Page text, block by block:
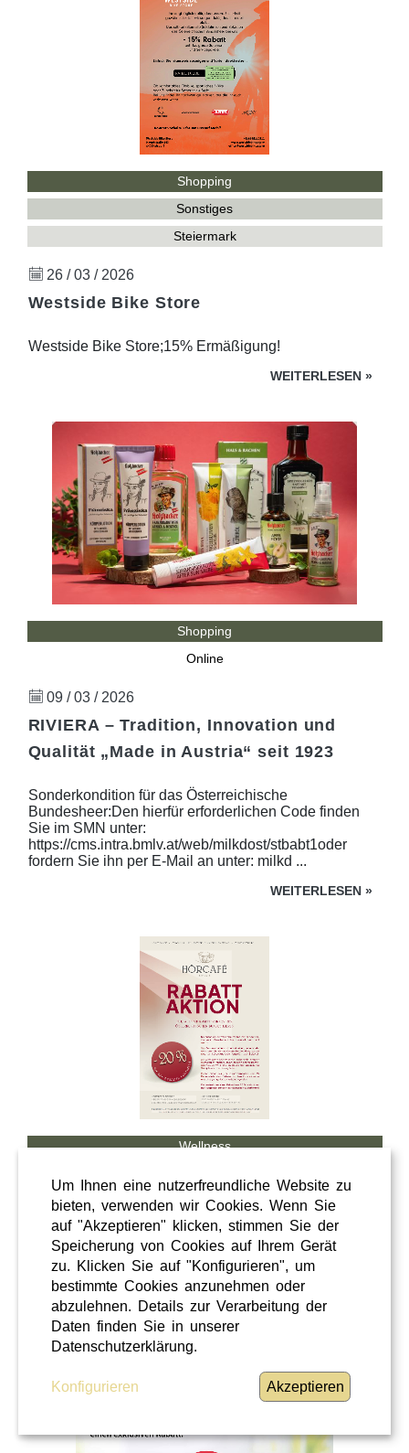
Shopping
Sonstiges
Steiermark
26 / 03 / 2026
Westside Bike Store
Westside Bike Store;15% Ermäßigung!
WEITERLESEN »
Shopping
Online
09 / 03 / 2026
RIVIERA – Tradition, Innovation und
Qualität „Made in Austria“ seit 1923
Sonderkondition für das Österreichische
Bundesheer:Den hierfür erforderlichen Code finden
Sie im SMN unter:
https://cms.intra.bmlv.at/web/milkdost/stbabt1oder
fordern Sie ihn per E-Mail an unter: milkd ...
WEITERLESEN »
Wellness
Steiermark
28 / 02 / 2026
Hörcafe
Hörcafe
Um Ihnen eine nutzerfreundliche Website zu
bieten, verwenden wir Cookies. Wenn Sie
auf "Akzeptieren" klicken, stimmen Sie der
Speicherung von Cookies auf Ihrem Gerät
zu. Klicken Sie auf "Konfigurieren", um
bestimmte Cookies anzunehmen oder
abzulehnen. Details zur Verarbeitung der
Daten finden Sie in unserer
Datenschutzerklärung.
Konfigurieren Akzeptieren